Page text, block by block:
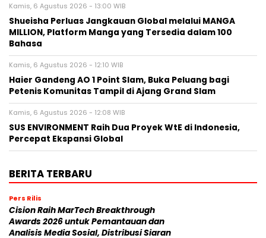
Kamis, 6 Agustus 2026 - 13:00 WIB
Shueisha Perluas Jangkauan Global melalui MANGA
MILLION, Platform Manga yang Tersedia dalam 100
Bahasa
Kamis, 6 Agustus 2026 - 12:10 WIB
Haier Gandeng AO 1 Point Slam, Buka Peluang bagi
Petenis Komunitas Tampil di Ajang Grand Slam
Kamis, 6 Agustus 2026 - 12:08 WIB
SUS ENVIRONMENT Raih Dua Proyek WtE di Indonesia,
Percepat Ekspansi Global
BERITA TERBARU
Pers Rilis
Cision Raih MarTech Breakthrough
Awards 2026 untuk Pemantauan dan
Analisis Media Sosial, Distribusi Siaran